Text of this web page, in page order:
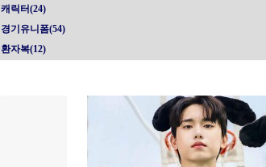
캐릭터(24)
경기유니폼(54)
환자복(12)